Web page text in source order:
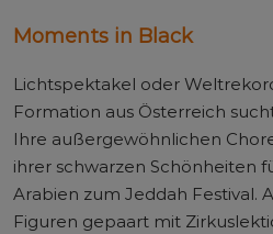
Moments in Black
Lichtspektakel oder
Formation aus Österreich
Ihre außergewöhnlichen
ihrer schwarzen Schönheiten
Arabien zum Jeddah Festival.
Figuren gepaart mit